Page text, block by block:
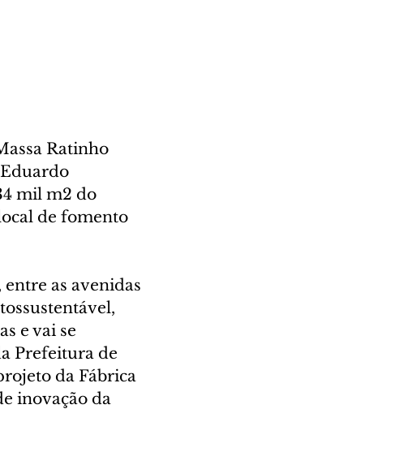
Ratinho
mil m2 do
de fomento
as avenidas
e vai se
Prefeitura de
da Fábrica
inovação da